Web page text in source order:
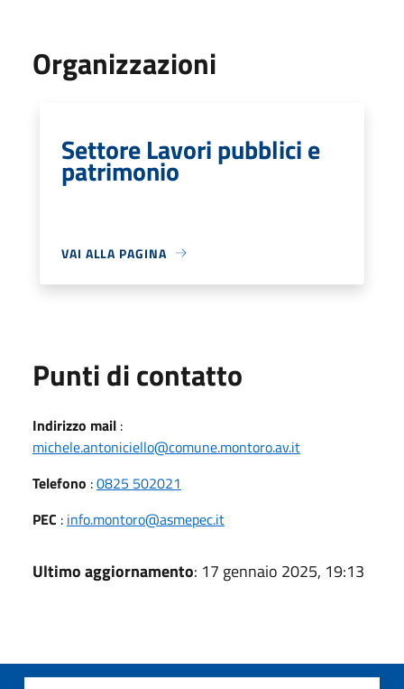
Organizzazioni
Settore Lavori pubblici e
patrimonio
VAI ALLA PAGINA
Punti di contatto
Indirizzo mail :
michele.antoniciello@comune.montoro.av.it
Telefono :0825 502021
PEC : info.montoro@asmepec.it
Ultimo aggiornamento: 17 gennaio 2025, 19:13